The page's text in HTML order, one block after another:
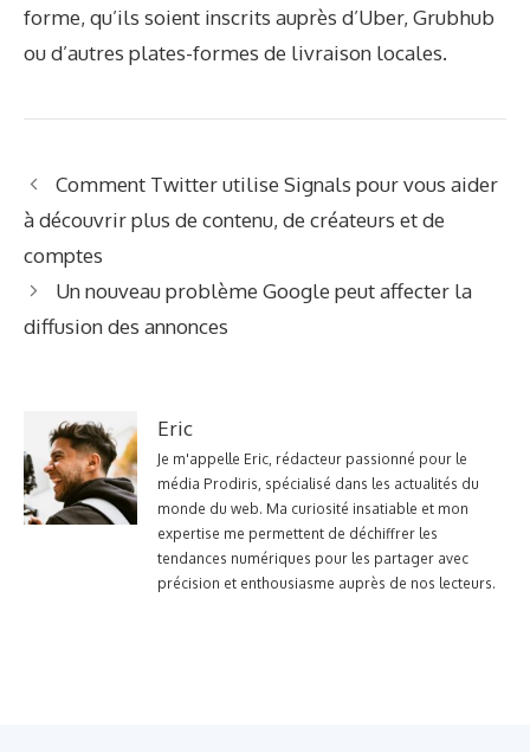
forme, qu’ils soient inscrits auprès d’Uber, Grubhub
ou d’autres plates-formes de livraison locales.
Comment Twitter utilise Signals pour vous aider
à découvrir plus de contenu, de créateurs et de
comptes
Un nouveau problème Google peut affecter la
diffusion des annonces
Eric
Je m'appelle Eric, rédacteur passionné pour le
média Prodiris, spécialisé dans les actualités du
monde du web. Ma curiosité insatiable et mon
expertise me permettent de déchiffrer les
tendances numériques pour les partager avec
précision et enthousiasme auprès de nos lecteurs.